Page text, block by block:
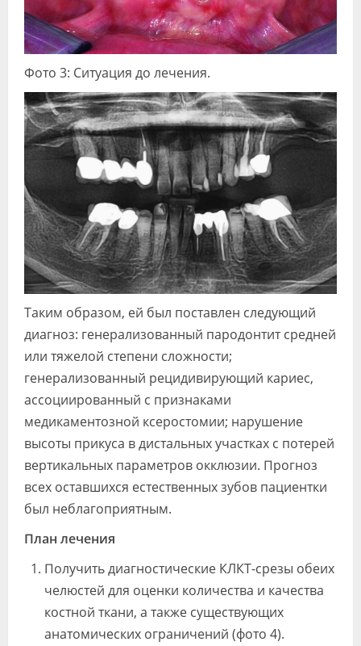
Фото 3: Ситуация до лечения.
Таким образом, ей был поставлен следующий
диагноз: генерализованный пародонтит средней
или тяжелой степени сложности;
генерализованный рецидивирующий кариес,
ассоциированный с признаками
медикаментозной ксеростомии; нарушение
высоты прикуса в дистальных участках с потерей
вертикальных параметров окклюзии. Прогноз
всех оставшихся естественных зубов пациентки
был неблагоприятным.
План лечения
Получить диагностические КЛКТ-срезы обеих
челюстей для оценки количества и качества
костной ткани, а также существующих
анатомических ограничений (фото 4).